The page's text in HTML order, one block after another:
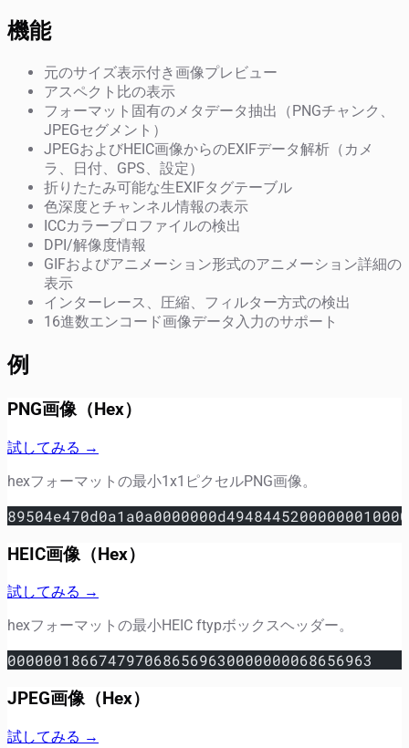
機能
元のサイズ表示付き画像プレビュー
アスペクト比の表示
フォーマット固有のメタデータ抽出（PNGチャンク、
JPEGセグメント）
JPEGおよびHEIC画像からのEXIFデータ解析（カメ
ラ、日付、GPS、設定）
折りたたみ可能な生EXIFタグテーブル
色深度とチャンネル情報の表示
ICCカラープロファイルの検出
DPI/解像度情報
GIFおよびアニメーション形式のアニメーション詳細の
表示
インターレース、圧縮、フィルター方式の検出
16進数エンコード画像データ入力のサポート
例
PNG画像（Hex）
試してみる →
hexフォーマットの最小1x1ピクセルPNG画像。
HEIC画像（Hex）
試してみる →
hexフォーマットの最小HEIC ftypボックスヘッダー。
0000001866747970686569630000000068656963
JPEG画像（Hex）
試してみる →